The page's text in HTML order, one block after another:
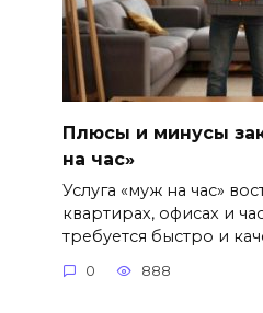
Плюсы и минусы
на час»
Услуга «муж на час»
квартирах, офисах и
требуется быстро и
0 888